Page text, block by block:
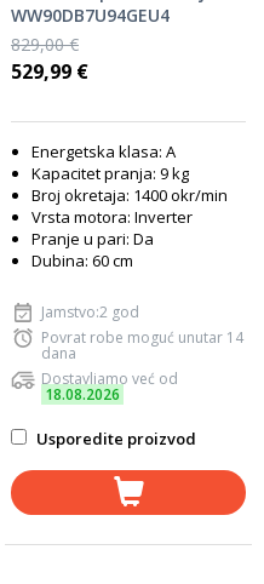
WW90DB7U94GEU4
829,00 €
529,99 €
Energetska klasa: A
Kapacitet pranja: 9 kg
Broj okretaja: 1400 okr/min
Vrsta motora: Inverter
Pranje u pari: Da
Dubina: 60 cm
Jamstvo:2 god
Povrat robe moguć unutar 14
dana
Dostavljamo već od
18.08.2026
Usporedite proizvod